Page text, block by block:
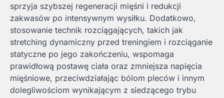
sprzyja szybszej regeneracji mięśni i redukcji
zakwasów po intensywnym wysiłku. Dodatkowo,
stosowanie technik rozciągających, takich jak
stretching dynamiczny przed treningiem i rozciąganie
statyczne po jego zakończeniu, wspomaga
prawidłową postawę ciała oraz zmniejsza napięcia
mięśniowe, przeciwdziałając bólom pleców i innym
dolegliwościom wynikającym z siedzącego trybu